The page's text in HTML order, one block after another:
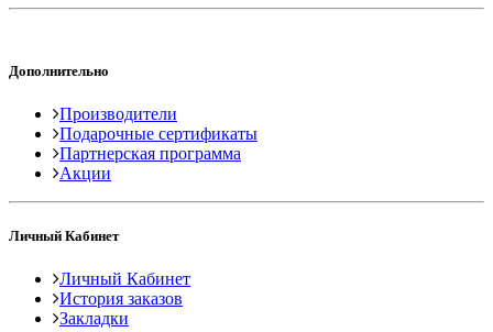
Дополнительно
Производители
Подарочные сертификаты
Партнерская программа
Акции
Личный Кабинет
Личный Кабинет
История заказов
Закладки